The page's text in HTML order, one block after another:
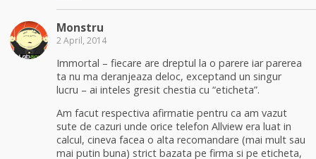
Monstru
2 April, 2014
Immortal – fiecare are dreptul la o parere iar parerea
ta nu ma deranjeaza deloc, exceptand un singur
lucru – ai inteles gresit chestia cu “eticheta”.
Am facut respectiva afirmatie pentru ca am vazut
sute de cazuri unde orice telefon Allview era luat in
calcul, cineva facea o alta recomandare (mai mult sau
mai putin buna) strict bazata pe firma si pe eticheta,